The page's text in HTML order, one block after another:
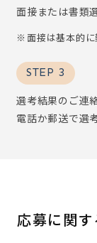
面接または書類
面接は基本的
STEP 3
選考結果のご連
電話か郵送で選
応募に関